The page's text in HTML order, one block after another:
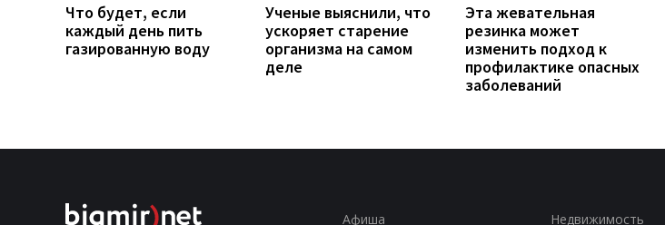
Что будет, если
каждый день пить
газированную воду
Ученые выяснили, что
ускоряет старение
организма на самом
деле
Эта жевательная
резинка может
изменить подход к
профилактике опасных
заболеваний
Афиша Недвижимость